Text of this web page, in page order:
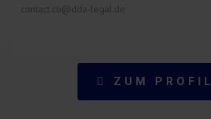
contact.cb@dda-legal.de
ZUM PROFIL